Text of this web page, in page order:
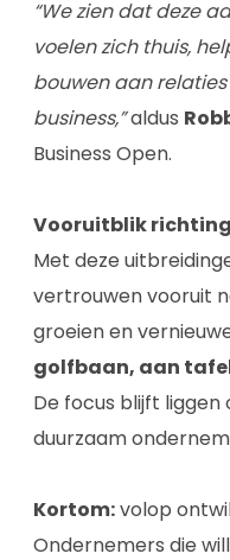
“We zien dat deze
voelen zich thuis,
bouwen aan
business,”aldus
Business Open.
Vooruitblik
Met deze
vertrouwen vooruit
groeien en
golfbaan, aan
De focus blijft
duurzaam
Kortom:volop
Ondernemers die